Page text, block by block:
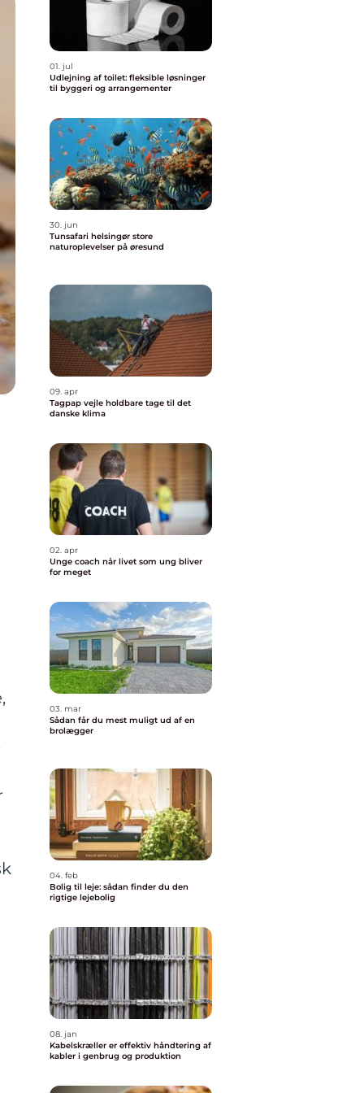
01. jul
Udlejning af toilet: fleksible løsninger
til byggeri og arrangementer
30. jun
Tunsafari helsingør store
naturoplevelser på øresund
09. apr
Tagpap vejle holdbare tage til det
danske klima
02. apr
Unge coach når livet som ung bliver
for meget
03. mar
Sådan får du mest muligt ud af en
brolægger
04. feb
Bolig til leje: sådan finder du den
rigtige lejebolig
08. jan
Kabelskræller er effektiv håndtering af
kabler i genbrug og produktion